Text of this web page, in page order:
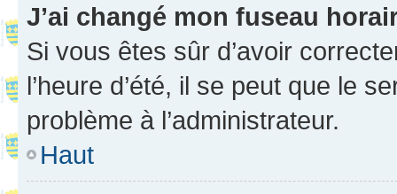
J’ai changé mon fuseau
Si vous êtes sûr d’avoir
l’heure d’été, il se peut que le
problème à l’administrateur.
Haut